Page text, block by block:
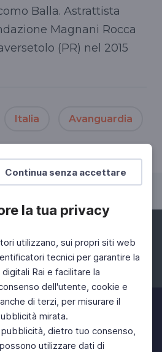
Continua senza accettare
la tua privacy
utilizzano, sui propri siti web
tecnici per garantire la
Rai e facilitare la
dell'utente, cookie e
di terzi, per misurare il
mirata.
dietro tuo consenso,
utilizzare dati di
Balla. Astrattista
Magnani Rocca
(PR) nel 2015
Italia Avanguardia
Instagram Twitter